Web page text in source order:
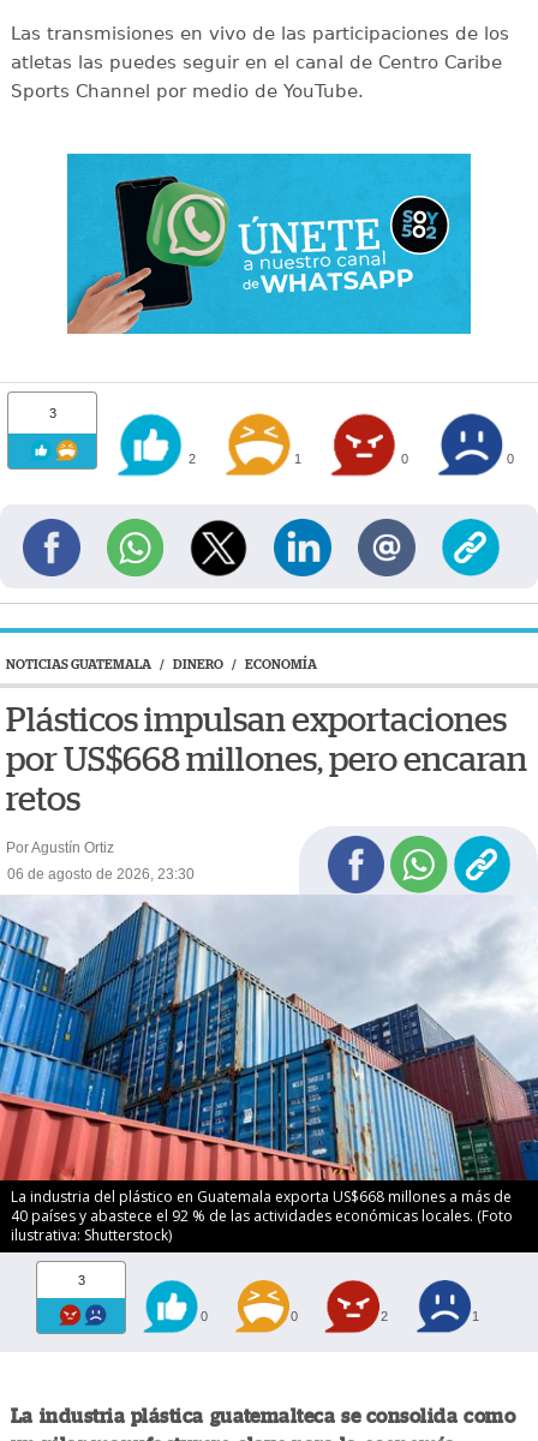
Las transmisiones en vivo de las participaciones de los
atletas las puedes seguir en el canal de Centro Caribe
Sports Channel por medio de YouTube.
3
2 1 0 0
NOTICIAS GUATEMALA / DINERO / ECONOMÍA
Plásticos impulsan exportaciones
por US$668 millones, pero encaran
retos
Por Agustín Ortiz
06 de agosto de 2026, 23:30
La industria del plástico en Guatemala exporta US$668 millones a más de
40 países y abastece el 92 % de las actividades económicas locales. (Foto
ilustrativa: Shutterstock)
3
0 0 2 1
La industria plástica guatemalteca se consolida como